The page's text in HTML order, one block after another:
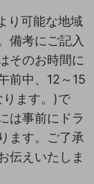
り可能な地域
備考にご記入
そのお時間に
前中、12～15
ります。)で
は事前にドラ
ます。ご了承
伝えいたしま